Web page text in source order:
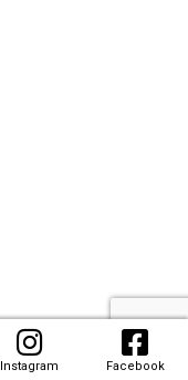
Instagram Facebook